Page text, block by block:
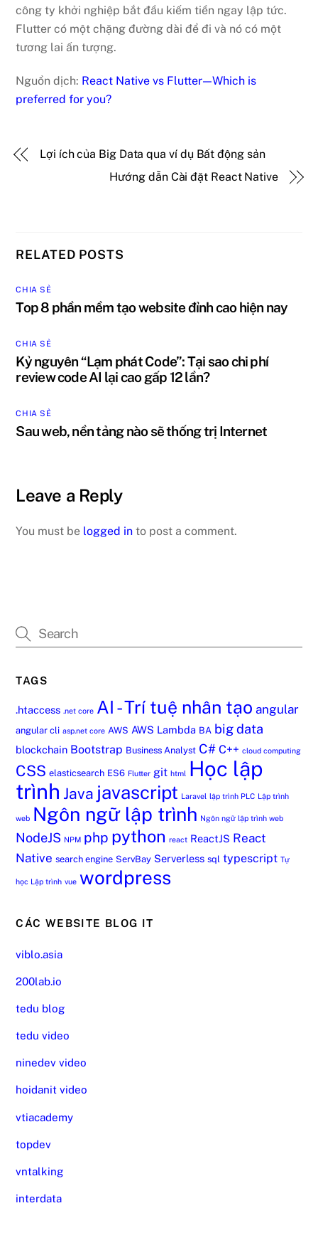
công ty khởi nghiệp bắt đầu kiếm tiền ngay lập tức.
Flutter có một chặng đường dài để đi và nó có một
tương lai ấn tượng.
Nguồn dịch: React Native vs Flutter — Which is
preferred for you?
Lợi ích của Big Data qua ví dụ Bất động sản
Hướng dẫn Cài đặt React Native
RELATED POSTS
CHIA SẺ
Top 8 phần mềm tạo website đỉnh cao hiện nay
CHIA SẺ
Kỷ nguyên “Lạm phát Code”: Tại sao chi phí
review code AI lại cao gấp 12 lần?
CHIA SẺ
Sau web, nền tảng nào sẽ thống trị Internet
Leave a Reply
You must be logged in to post a comment.
TAGS
.htaccess .net core AI - Trí tuệ nhân tạo angular
angular cli asp.net core AWS AWS Lambda BA big data
blockchain Bootstrap Business Analyst C# C++ cloud computing
CSS elasticsearch ES6 Flutter git html Học lập
trình Java javascript Laravel lập trình PLC Lập trình
web Ngôn ngữ lập trình Ngôn ngữ lập trình web
NodeJS NPM php python react ReactJS React
Native search engine ServBay Serverless sql typescript Tự
học Lập trình vue wordpress
CÁC WEBSITE BLOG IT
viblo.asia
200lab.io
tedu blog
tedu video
ninedev video
hoidanit video
vtiacademy
topdev
vntalking
interdata